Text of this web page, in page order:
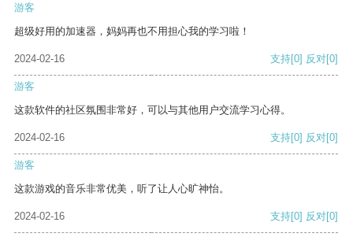
游客
超级好用的加速器，妈妈再也不用担心我的学习啦！
2024-02-16 支持[0] 反对[0]
游客
这款软件的社区氛围非常好，可以与其他用户交流学习心得。
2024-02-16 支持[0] 反对[0]
游客
这款游戏的音乐非常优美，听了让人心旷神怡。
2024-02-16 支持[0] 反对[0]